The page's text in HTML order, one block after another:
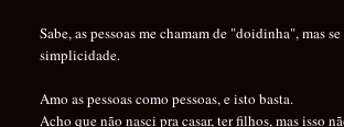
Sabe, as pessoas me chamam de "doidinha", mas
simplicidade.
Amo as pessoas como pessoas, e isto basta.
Acho que não nasci pra casar, ter filhos, mas isso